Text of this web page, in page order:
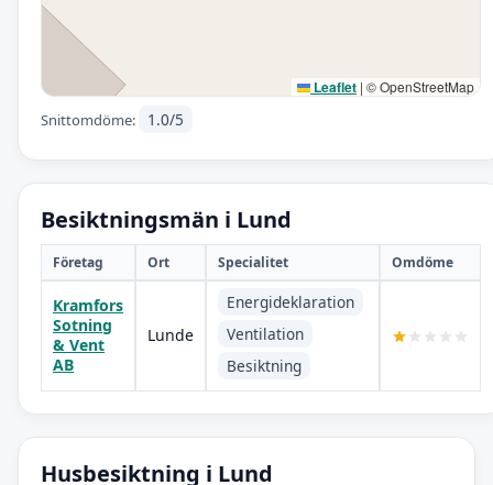
Leaflet | © OpenStreetMap
Snittomdöme: 1.0/5
Besiktningsmän i Lund
Företag Ort Specialitet Omdöme
Kramfors
Sotning
& Vent
AB
Lunde
Energideklaration
Ventilation
Besiktning
Husbesiktning i Lund